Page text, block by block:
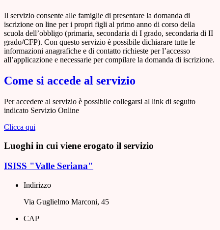
Il servizio consente alle famiglie di presentare la domanda di
iscrizione on line per i propri figli al primo anno di corso della
scuola dell’obbligo (primaria, secondaria di I grado, secondaria di II
grado/CFP). Con questo servizio è possibile dichiarare tutte le
informazioni anagrafiche e di contatto richieste per l’accesso
all’applicazione e necessarie per compilare la domanda di iscrizione.
Come si accede al servizio
Per accedere al servizio è possibile collegarsi al link di seguito
indicato Servizio Online
Clicca qui
Luoghi in cui viene erogato il servizio
ISISS "Valle Seriana"
Indirizzo
Via Guglielmo Marconi, 45
CAP